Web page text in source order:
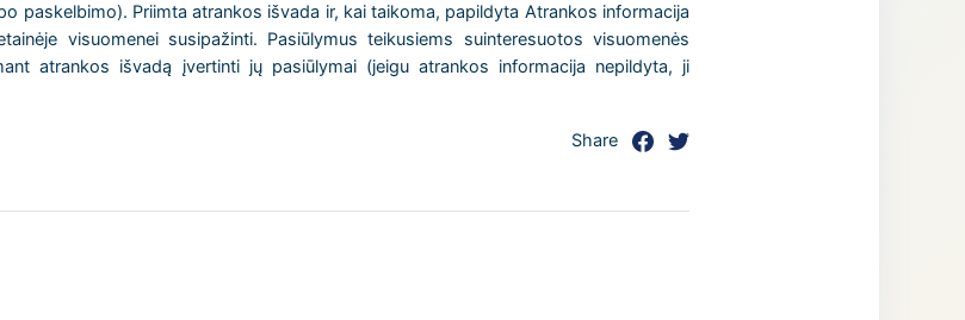
paskelbimo). Priimta atrankos išvada ir, kai taikoma, papildyta Atrankos informacija
visuomenei susipažinti. Pasiūlymus teikusiems suinteresuotos visuomenės
atrankos išvadą įvertinti jų pasiūlymai (jeigu atrankos informacija nepildyta, ji
Share